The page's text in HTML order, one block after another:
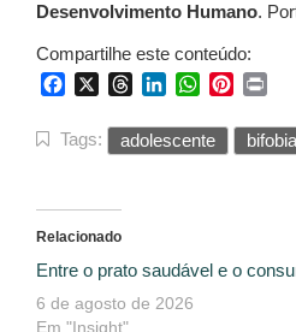
Desenvolvimento Humano.
Compartilhe este conteúdo:
FacebookThreadsLinkedInWhatsApp
Tags: adolescente bifobia
Relacionado
Entre o prato saudável e o
6 de agosto de 2026
Em "Insight"